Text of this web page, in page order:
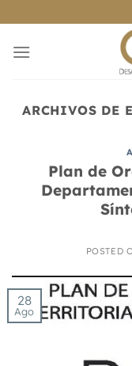
al
contenido
ARCHIVOS DE
Plan de
POSTED
28
Ago